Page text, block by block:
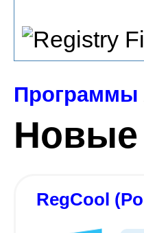
Программы
RegCool